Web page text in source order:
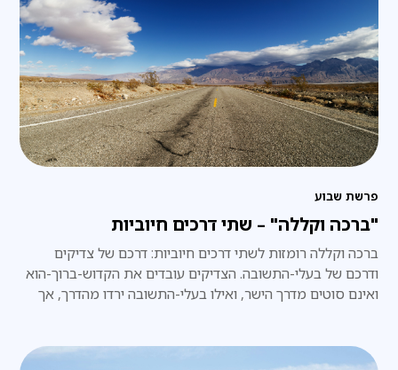
פרשת שבוע
"ברכה וקללה" – שתי דרכים חיוביות
ברכה וקללה רומזות לשתי דרכים חיוביות: דרכם של צדיקים
ודרכם של בעלי-התשובה. הצדיקים עובדים את הקדוש-ברוך-הוא
ואינם סוטים מדרך הישר, ואילו בעלי-התשובה ירדו מהדרך, אך